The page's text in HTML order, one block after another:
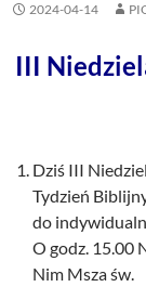
2024-04-14
III
Dziś III
Tydzień
do
O godz. 15.00
Nim Msza św.